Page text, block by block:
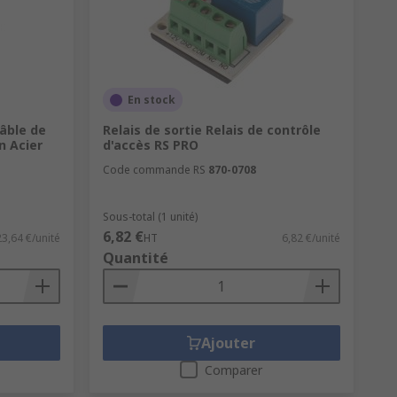
pour répondre à tous vos
plus grands, ainsi que des
que de nombreuses pièces de
portes de sécurité incendie et
de finitions et de matériaux.
porte pour l'ouverture mains-libres,
les glissières et poignées de tiroir.
de
Acier
€/unité
En stock
Relais de sortie Relais de contrôle
d'accès RS PRO
Code commande RS 870-0708
Sous-total (1 unité)
6,82 €HT 6,82 €/unité
Quantité
Ajouter
Comparer